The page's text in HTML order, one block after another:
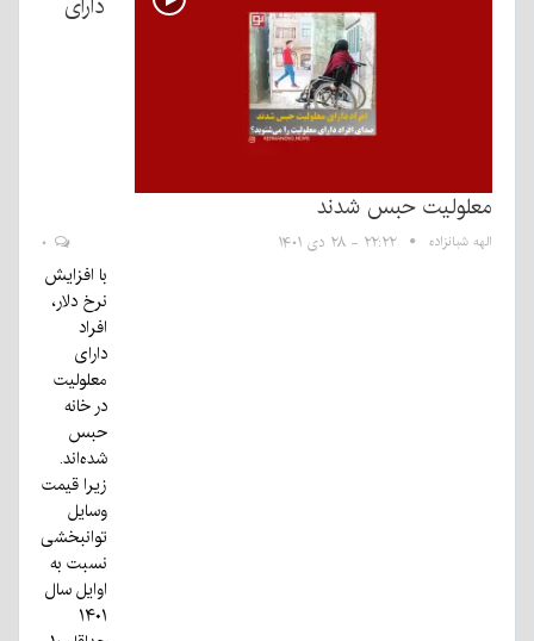
دارای
معلولیت حبس شدند
الهه شبانزاده ۲۲:۲۲ - ۲۸ دی ۱۴۰۱ ۰
با افزایش
نرخ دلار،
افراد
دارای
معلولیت
در خانه
حبس
شده‌اند.
زیرا قیمت
وسایل
توانبخشی
نسبت به
اوایل سال
۱۴۰۱